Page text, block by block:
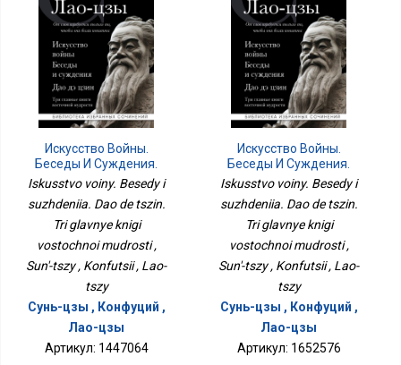
Искусство Войны.
Беседы И Суждения.
Дао Дэ Цзин. Три
Главные Книги
Восточной Мудрости
Iskusstvo voiny. Besedy i
suzhdeniia. Dao de tszin.
Tri glavnye knigi
vostochnoi mudrosti ,
Sun'-tszy , Konfutsii , Lao-
tszy
Сунь-цзы , Конфуций ,
Лао-цзы
Артикул: 1447064
Искусство Войны.
Беседы И Суждения.
Дао Дэ Цзин. Три
Главные Книги
Восточной Мудрости
Iskusstvo voiny. Besedy i
suzhdeniia. Dao de tszin.
Tri glavnye knigi
vostochnoi mudrosti ,
Sun'-tszy , Konfutsii , Lao-
tszy
Сунь-цзы , Конфуций ,
Лао-цзы
Артикул: 1652576